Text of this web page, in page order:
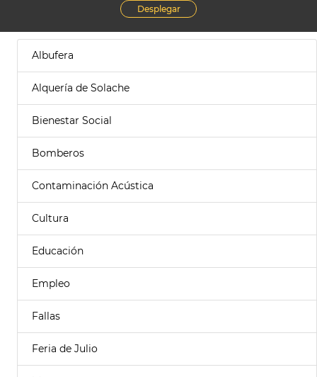
Desplegar
Albufera
Alquería de Solache
Bienestar Social
Bomberos
Contaminación Acústica
Cultura
Educación
Empleo
Fallas
Feria de Julio